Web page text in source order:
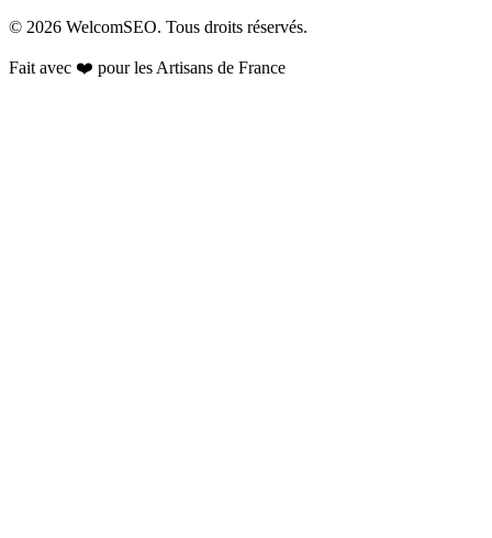
© 2026 WelcomSEO. Tous droits réservés.
Fait avec ❤️ pour les Artisans de France